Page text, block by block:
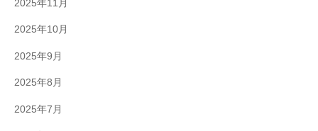
2025年11月
2025年10月
2025年9月
2025年8月
2025年7月